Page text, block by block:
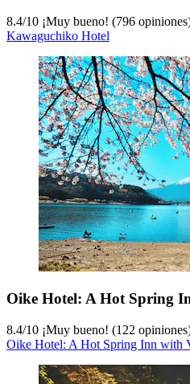
8.4/10 ¡Muy bueno! (796
Kawaguchiko Hotel
Oike Hotel: A Hot Spring
8.4/10 ¡Muy bueno! (122
Oike Hotel: A Hot Spring Inn with